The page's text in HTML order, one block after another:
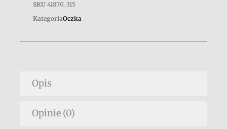
SKU 41870_315
KategoriaOczka
Opis
Opinie (0)